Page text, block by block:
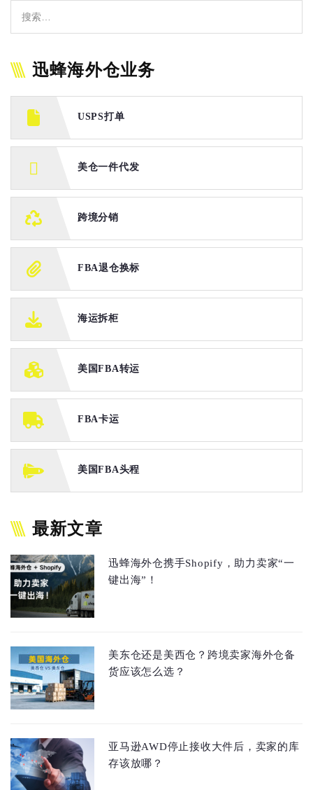
迅蜂海外仓业务
USPS打单
美仓一件代发
跨境分销
FBA退仓换标
海运拆柜
美国FBA转运
FBA卡运
美国FBA头程
最新文章
迅蜂海外仓携手Shopify，助力卖家“一
键出海”！
美东仓还是美西仓？跨境卖家海外仓备
货应该怎么选？
亚马逊AWD停止接收大件后，卖家的库
存该放哪？